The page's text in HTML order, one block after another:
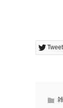
Tweet